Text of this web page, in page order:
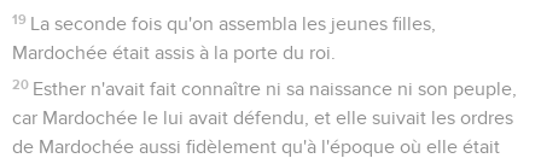
19 La seconde fois qu'on assembla les jeunes filles,
Mardochée était assis à la porte du roi.
20 Esther n'avait fait connaître ni sa naissance ni son peuple,
car Mardochée le lui avait défendu, et elle suivait les ordres
de Mardochée aussi fidèlement qu'à l'époque où elle était